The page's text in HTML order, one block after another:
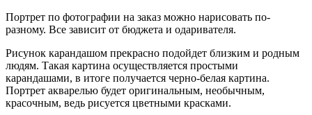
Портрет по фотографии на заказ можно нарисовать по-
разному. Все зависит от бюджета и одаривателя.
Рисунок карандашом прекрасно подойдет близким и родным
людям. Такая картина осуществляется простыми
карандашами, в итоге получается черно-белая картина.
Портрет акварелью будет оригинальным, необычным,
красочным, ведь рисуется цветными красками.